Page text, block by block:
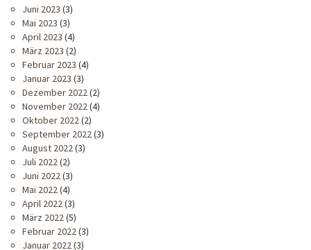
Juni 2023 (3)
Mai 2023 (3)
April 2023 (4)
März 2023 (2)
Februar 2023 (4)
Januar 2023 (3)
Dezember 2022(2)
November 2022(4)
Oktober 2022(2)
September 2022(3)
August 2022(3)
Juli 2022(2)
Juni 2022(3)
Mai 2022(4)
April 2022(3)
März 2022(5)
Februar 2022(3)
Januar 2022(3)